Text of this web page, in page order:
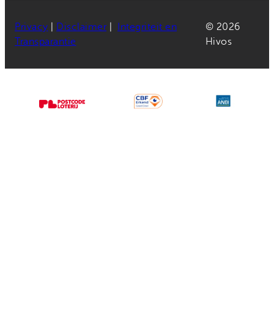
Privacy Disclaimer|
Integriteit en
Transparantie
© 2026
Hivos